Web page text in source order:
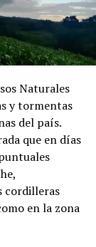
Naturales
y tormentas
del país.
que en días
cordilleras
en la zona